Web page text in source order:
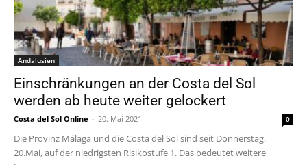
Andalusien
Einschränkungen an der Costa del Sol
werden ab heute weiter gelockert
Costa del Sol Online - 20. Mai 2021 0
Die Provinz Málaga und die Costa del Sol sind seit Donnerstag,
20.Mai, auf der niedrigsten Risikostufe 1. Das bedeutet weitere